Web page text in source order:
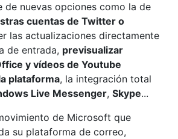
de nuevas opciones como la de
cuentas de Twitter o
las actualizaciones directamente
de entrada, previsualizar
y vídeos de Youtube
plataforma, la integración total
Live Messenger, Skype...
de Microsoft que
su plataforma de correo,